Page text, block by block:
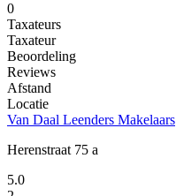
0
Taxateurs
Taxateur
Beoordeling
Reviews
Afstand
Locatie
Van Daal Leenders Makelaars
Herenstraat 75 a
5.0